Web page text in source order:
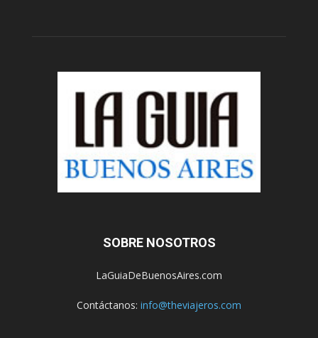
SOBRE NOSOTROS
LaGuiaDeBuenosAires.com
Contáctanos: info@theviajeros.com